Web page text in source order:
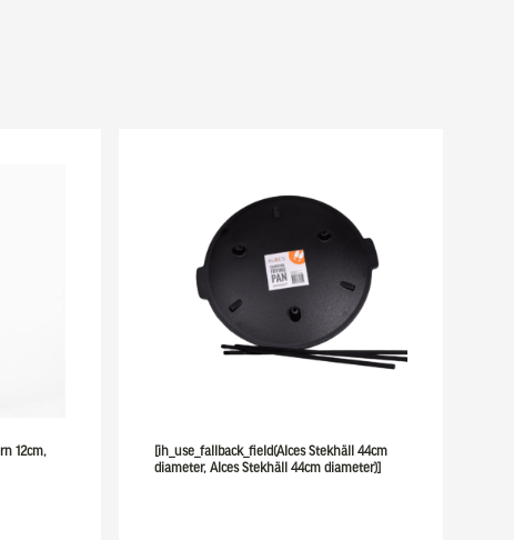
12cm,
[ih_use_fallback_field(Alces Stekhäll 44cm
diameter, Alces Stekhäll 44cm diameter)]